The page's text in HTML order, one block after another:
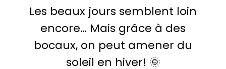
Les beaux jours semblent loin
encore… Mais grâce à des
bocaux, on peut amener du
soleil en hiver! 🌞